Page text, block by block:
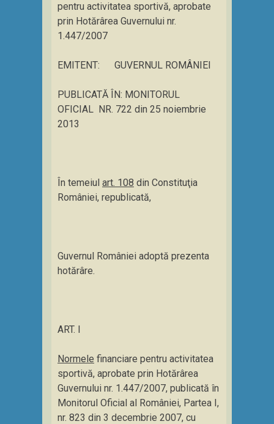
pentru activitatea sportivă, aprobate
prin Hotărârea Guvernului nr.
1.447/2007
EMITENT: GUVERNUL ROMÂNIEI
PUBLICATĂ ÎN: MONITORUL
OFICIAL NR. 722 din 25 noiembrie
2013
În temeiul art. 108 din Constituţia
României, republicată,
Guvernul României adoptă prezenta
hotărâre.
ART. I
Normele financiare pentru activitatea
sportivă, aprobate prin Hotărârea
Guvernului nr. 1.447/2007, publicată în
Monitorul Oficial al României, Partea I,
nr. 823 din 3 decembrie 2007, cu